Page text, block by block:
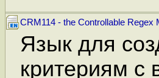
CRM114 - the Controllable Regex
Язык для
критериям с